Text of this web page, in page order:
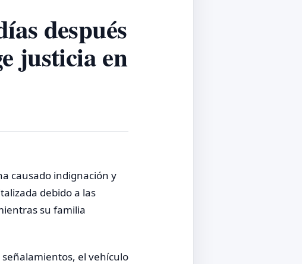
después
justicia en
causado indignación y
debido a las
su familia
el vehículo